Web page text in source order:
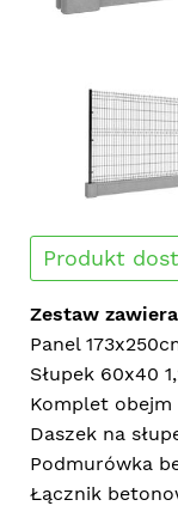
Produkt
Zestaw
Panel
Słupek 60x40
Komplet obejm
Daszek na
Podmurówka
Łącznik